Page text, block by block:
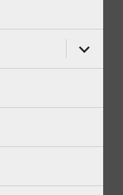
開
ー
を
展
開
サ
ブ
メ
ー
開